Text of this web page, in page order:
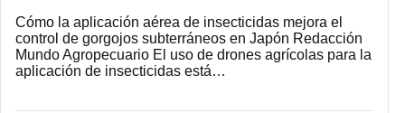
Cómo la aplicación aérea de insecticidas mejora el
control de gorgojos subterráneos en Japón Redacción
Mundo Agropecuario El uso de drones agrícolas para la
aplicación de insecticidas está…